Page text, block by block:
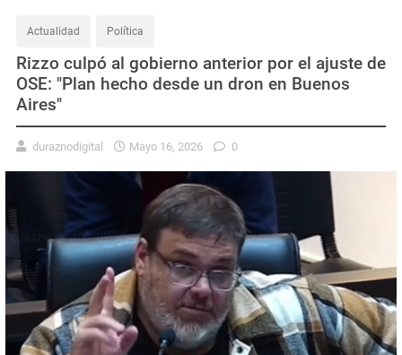
Actualidad Política
Rizzo culpó al gobierno anterior por el ajuste de
OSE: "Plan hecho desde un dron en Buenos
Aires"
duraznodigital Mayo 16, 2026 0